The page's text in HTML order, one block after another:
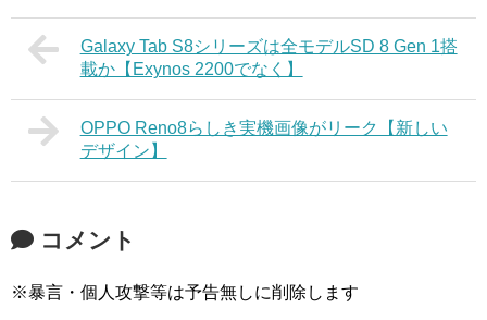
Galaxy Tab S8シリーズは全モデルSD 8 Gen 1搭
載か【Exynos 2200でなく】
OPPO Reno8らしき実機画像がリーク【新しい
デザイン】
コメント
※暴言・個人攻撃等は予告無しに削除します